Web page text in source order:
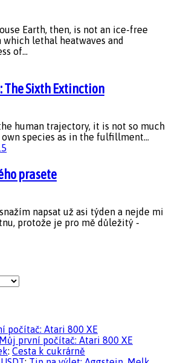
Earth, then, is not an ice-free
lethal heatwaves and
of...
The Sixth Extinction
human trajectory, it is not so much
species as in the fulfillment...
prasete
napsat už asi týden a nejde mi
protože je pro mě důležitý -
počítač: Atari 800 XE
Můj první počítač: Atari 800 XE
: Cesta k cukrárně